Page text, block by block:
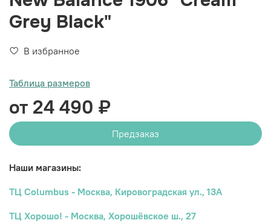
Grey Black"
В избранное
Таблица размеров
от 24 490 ₽
Предзаказ
Наши магазины:
ТЦ Columbus - Москва, Кировоградская ул., 13А
ТЦ Хорошо! - Москва, Хорошёвское ш., 27